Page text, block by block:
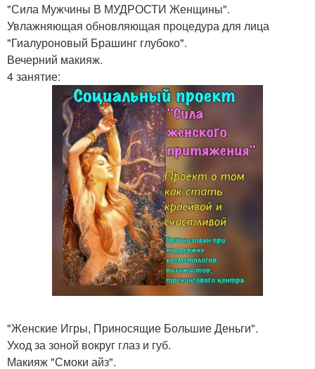
"Сила Мужчины В МУДРОСТИ Женщины".
Увлажняющая обновляющая процедура для лица
"Гиалуроновый Брашинг глубоко".
Вечерний макияж.
4 занятие:
"Женские Игры, Приносящие Большие Деньги".
Уход за зоной вокруг глаз и губ.
Макияж "Смоки айз".